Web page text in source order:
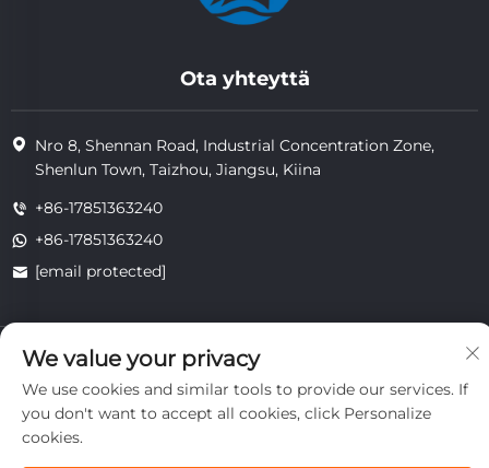
Ota yhteyttä
Nro 8, Shennan Road, Industrial Concentration Zone,
Shenlun Town, Taizhou, Jiangsu, Kiina
+86-17851363240
+86-17851363240
[email protected]
Copyright © 2025 Jiangsu Tongzhou Heat Resistant Technology
Co., Ltd. Kaikki oikeudet pidätetään.
yksityisyys
We value your privacy
We use cookies and similar tools to provide our services. If
you don't want to accept all cookies, click Personalize
cookies.